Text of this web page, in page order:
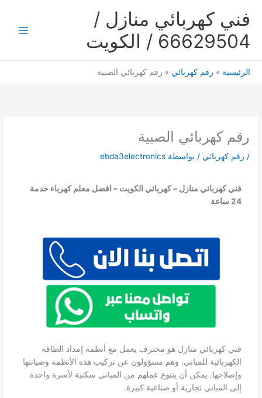
فني كهربائي منازل /
66629504 / الكويت
الرئيسية رقم كهربائي رقم كهربائي الصبية
رقم كهربائي الصبية
/ رقم كهربائي / بواسطة ebda3electronics
فني كهربائي منازل – كهربائي الكويت – افضل معلم كهرباء خدمة
24 ساعة
فني كهربائي منازل هو محترف يعمل مع أنظمة إمداد الطاقة
الكهربائية للمباني. وهم مسؤولون عن تركيب هذه الأنظمة وصيانتها
وإصلاحها. يمكن أن يتنوع عملهم من المباني سكنية لأسرة واحدة
إلى المباني تجارية أو صناعية كبيرة.